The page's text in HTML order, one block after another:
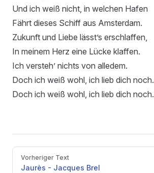
Und ich weiß nicht, in welchen Hafen
Fährt dieses Schiff aus Amsterdam.
Zukunft und Liebe lässt’s erschlaffen,
In meinem Herz eine Lücke klaffen.
Ich versteh’ nichts von alledem.
Doch ich weiß wohl, ich lieb dich noch.
Doch ich weiß wohl, ich lieb dich noch.
PagerVorheriger Text
Jaurès - Jacques Brel